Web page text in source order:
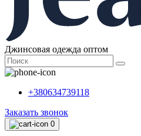
Джинсовая одежда оптом
+380634739118
Заказать звонок
0